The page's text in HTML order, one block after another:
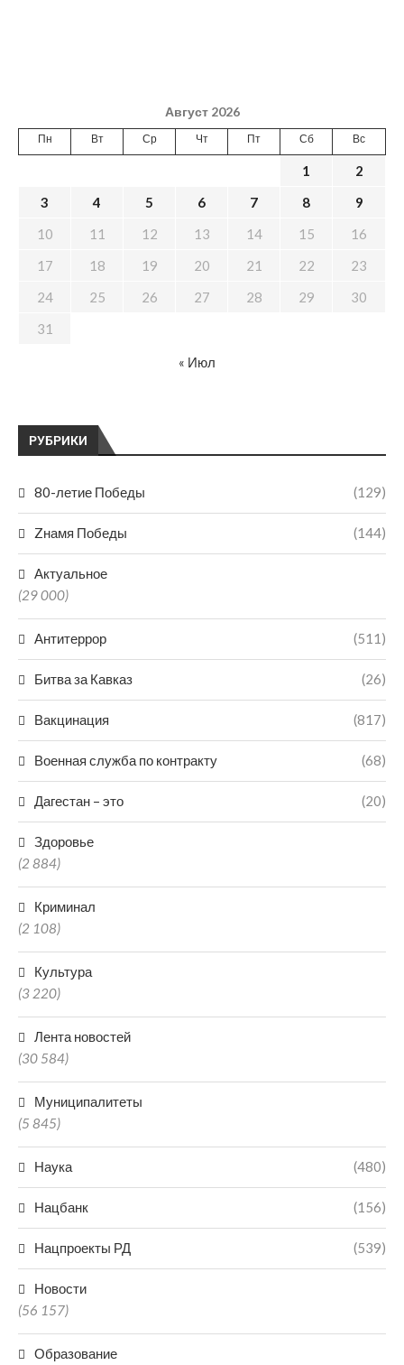
РУБРИКИ
80-летие Победы (129)
Zнамя Победы (144)
Актуальное
(29 000)
Антитеррор (511)
Битва за Кавказ (26)
Вакцинация (817)
Военная служба по контракту (68)
Дагестан – это (20)
Здоровье
(2 884)
Криминал
(2 108)
Культура
(3 220)
Лента новостей
(30 584)
Муниципалитеты
(5 845)
Наука (480)
Нацбанк (156)
Нацпроекты РД (539)
Новости
(56 157)
Образование
Август 2026
Пн Вт Ср Чт Пт Сб Вс
1
2
3
4 5 6 7 8
9
10
11 12 13 14 15
16
17
18 19 20 21 22
23
24
25 26 27 28 29
30
31
« Июл